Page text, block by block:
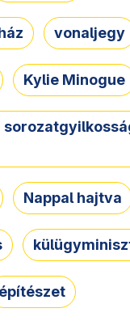
vonaljegy
Kylie Minogue
Nappal hajtva
építészet